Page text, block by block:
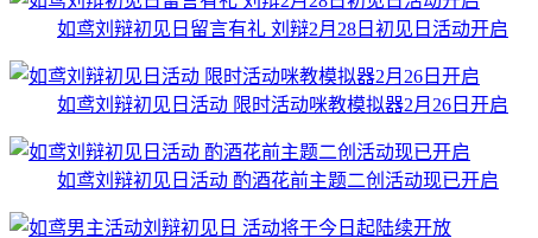
如鸢刘辩初见日留言有礼 刘辩2月28日初见日活动开启
如鸢刘辩初见日活动 限时活动咪教模拟器2月26日开启
如鸢刘辩初见日活动 酌酒花前主题二创活动现已开启